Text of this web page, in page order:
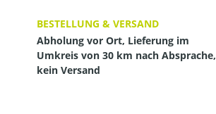
BESTELLUNG & VERSAND
Abholung vor Ort, Lieferung im
Umkreis von 30 km nach Absprache,
kein Versand